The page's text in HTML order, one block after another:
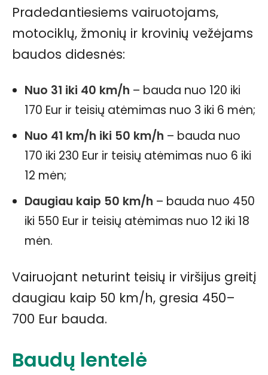
Pradedantiesiems vairuotojams,
motociklų, žmonių ir krovinių vežėjams
baudos didesnės:
Nuo 31 iki 40 km/h – bauda nuo 120 iki
170 Eur ir teisių atėmimas nuo 3 iki 6 mėn;
Nuo 41 km/h iki 50 km/h – bauda nuo
170 iki 230 Eur ir teisių atėmimas nuo 6 iki
12 mėn;
Daugiau kaip 50 km/h – bauda nuo 450
iki 550 Eur ir teisių atėmimas nuo 12 iki 18
mėn.
Vairuojant neturint teisių ir viršijus greitį
daugiau kaip 50 km/h, gresia 450–
700 Eur bauda.
Baudų lentelė